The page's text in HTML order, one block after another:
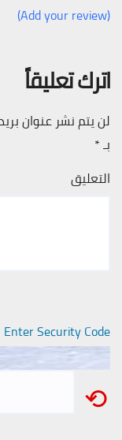
(Add your review)
اترك تعليقاً
لن يتم نشر عنوان
بـ*
التعليق
Security Code
⟲